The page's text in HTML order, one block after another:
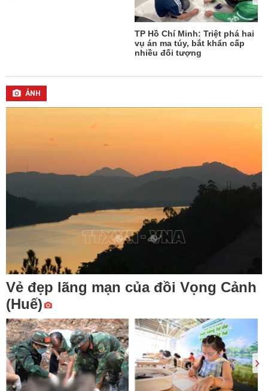
TP Hồ Chí Minh: Triệt phá hai
vụ án ma túy, bắt khẩn cấp
nhiều đối tượng
ẢNH
Vẻ đẹp lãng mạn của đồi Vọng Cảnh
(Huế)